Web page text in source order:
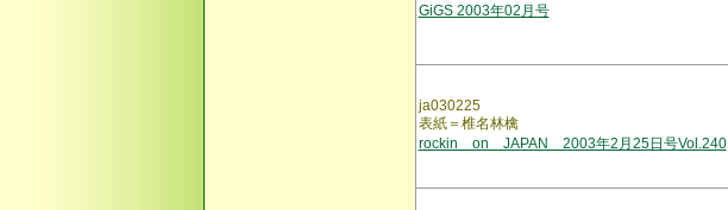
GiGS 2003年02月号
ja030225
表紙＝椎名林檎
rockin on JAPAN 2003年2月25日号Vol.240